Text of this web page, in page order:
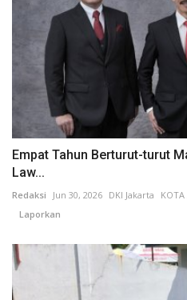
Empat Tahun Berturut-turut
Law...
Redaksi Jun 30, 2026 DKI Jakarta KOTA
Laporkan